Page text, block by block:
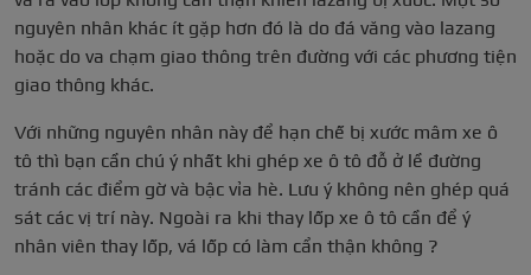
nguyên nhân khác ít gặp hơn đó là do đá văng vào lazang
hoặc do va chạm giao thông trên đường với các phương tiện
giao thông khác.
Với những nguyên nhân này để hạn chế bị xước mâm xe ô
tô thì bạn cần chú ý nhất khi ghép xe ô tô đỗ ở lề đường
tránh các điểm gờ và bậc vỉa hè. Lưu ý không nên ghép quá
sát các vị trí này. Ngoài ra khi thay lốp xe ô tô cần để ý
nhân viên thay lốp, vá lốp có làm cẩn thận không ?